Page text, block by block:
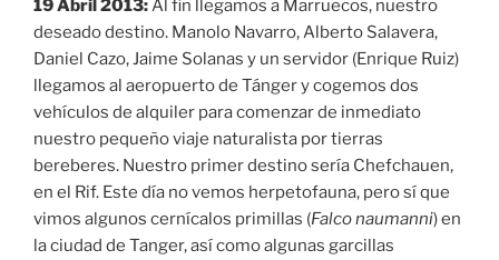
19 Abril 2013: Al fin llegamos a Marruecos, nuestro
deseado destino. Manolo Navarro, Alberto Salavera,
Daniel Cazo, Jaime Solanas y un servidor (Enrique Ruiz)
llegamos al aeropuerto de Tánger y cogemos dos
vehículos de alquiler para comenzar de inmediato
nuestro pequeño viaje naturalista por tierras
bereberes. Nuestro primer destino sería Chefchauen,
en el Rif. Este día no vemos herpetofauna, pero sí que
vimos algunos cernícalos primillas (Falco naumanni) en
la ciudad de Tanger, así como algunas garcillas